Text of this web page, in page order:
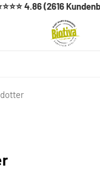
4.86 (2616